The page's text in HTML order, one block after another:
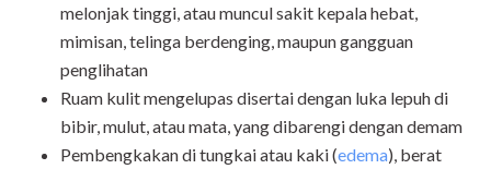
melonjak tinggi, atau muncul sakit kepala hebat,
mimisan, telinga berdenging, maupun gangguan
penglihatan
Ruam kulit mengelupas disertai dengan luka lepuh di
bibir, mulut, atau mata, yang dibarengi dengan demam
Pembengkakan di tungkai atau kaki (edema), berat